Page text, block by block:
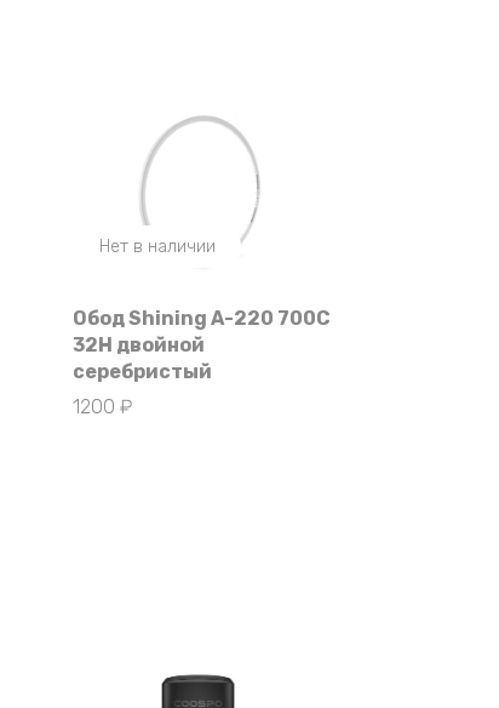
Нет в наличии
Обод Shining A-220 700C
32H двойной
серебристый
1200 ₽